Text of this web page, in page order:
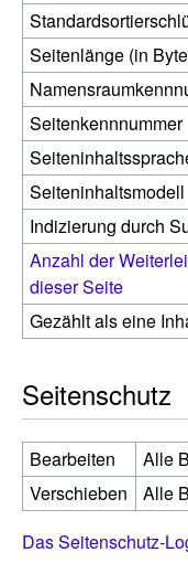
Seitenlänge (in
Seitenkennnummer
Seiteninhaltsmodell
Indizierung durch
Anzahl der
dieser Seite
Gezählt als eine
Seitenschutz
Bearbeiten
Alle
Verschieben
Alle
Das Seitenschutz-